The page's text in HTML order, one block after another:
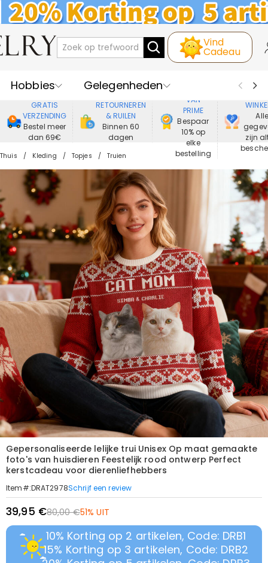
Vind
Cadeau
Hobbies
Gelegenheden
Recipienten
Best Verkochte
Nieuwe
Juwelen
Wonen&Leven
Kleding
GRATIS
VERZENDING
Bestel meer
dan 69€
RETOURNEREN
& RUILEN
Binnen 60
dagen
VAN
PRIME
Bespaar
10% op
elke
bestelling
Alle
zijn
Thuis Kleding Topjes Truien
Gepersonaliseerde lelijke trui Unisex Op maat gemaakte
foto's van huisdieren Feestelijk rood ontwerp Perfect
kerstcadeau voor dierenliefhebbers
Item#:DRAT2978Schrijf een review
39,95 €80,00 €51% UIT
10% Korting op 2 artikelen, Code: DRB1
15% Korting op 3 artikelen, Code: DRB2